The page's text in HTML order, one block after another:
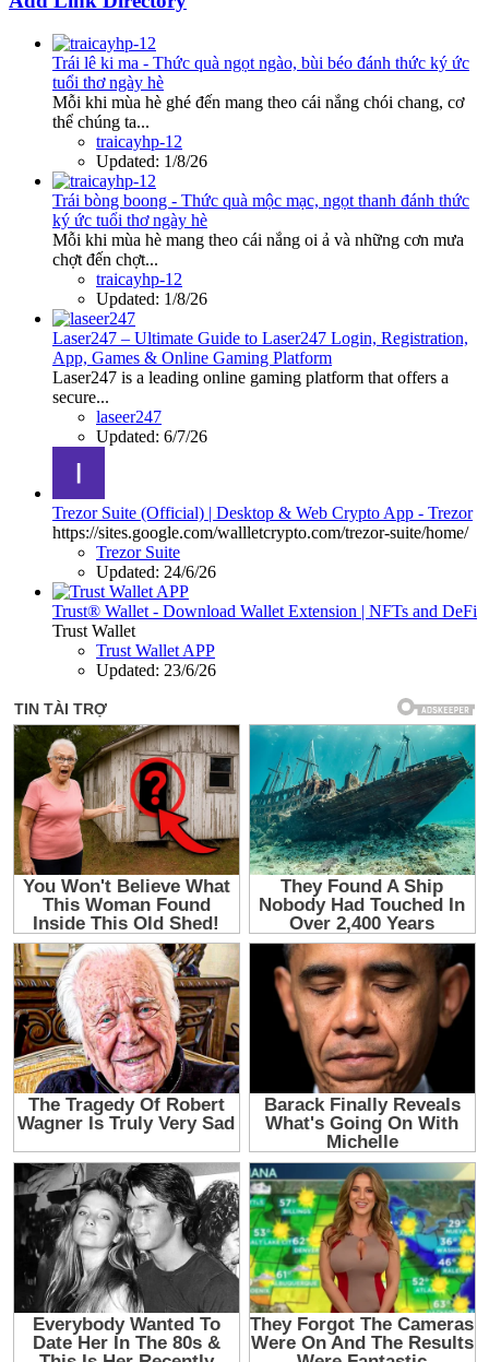
Trái lê ki ma - Thức quà ngọt ngào, bùi béo đánh thức ký ức
tuổi thơ ngày hè
Mỗi khi mùa hè ghé đến mang theo cái nắng chói chang, cơ
thể chúng ta...
traicayhp-12
Updated: 1/8/26
Trái bòng boong - Thức quà mộc mạc, ngọt thanh đánh thức
ký ức tuổi thơ ngày hè
Mỗi khi mùa hè mang theo cái nắng oi ả và những cơn mưa
chợt đến chợt...
traicayhp-12
Updated: 1/8/26
Laser247 – Ultimate Guide to Laser247 Login, Registration,
App, Games & Online Gaming Platform
Laser247 is a leading online gaming platform that offers a
secure...
laseer247
Updated: 6/7/26
Trezor Suite (Official) | Desktop & Web Crypto App - Trezor
https://sites.google.com/wallletcrypto.com/trezor-suite/home/
Trezor Suite
Updated: 24/6/26
Trust® Wallet - Download Wallet Extension | NFTs and DeFi
Trust Wallet
Trust Wallet APP
Updated: 23/6/26